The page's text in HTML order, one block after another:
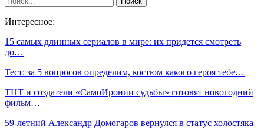
Интересное:
15 самых длинных сериалов в мире: их придется смотреть
до…
Тест: за 5 вопросов определим, костюм какого героя тебе…
ТНТ и создатели «СамоИронии судьбы» готовят новогодний
фильм…
59-летний Александр Домогаров вернулся в статус холостяка